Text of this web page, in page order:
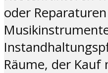
oder
Räume, der Kauf